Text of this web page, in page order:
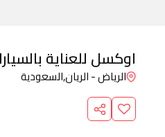
اوكسل للعناية
الرياض - الريان,السعودية